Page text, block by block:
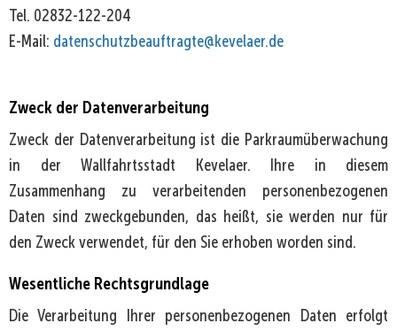
Tel. 02832-122-204
E-Mail: datenschutzbeauftragte@kevelaer.de
Zweck der Datenverarbeitung
Zweck der Datenverarbeitung ist die Parkraumüberwachung
in der Wallfahrtsstadt Kevelaer. Ihre in diesem
Zusammenhang zu verarbeitenden personenbezogenen
Daten sind zweckgebunden, das heißt, sie werden nur für
den Zweck verwendet, für den Sie erhoben worden sind.
Wesentliche Rechtsgrundlage
Die Verarbeitung Ihrer personenbezogenen Daten erfolgt